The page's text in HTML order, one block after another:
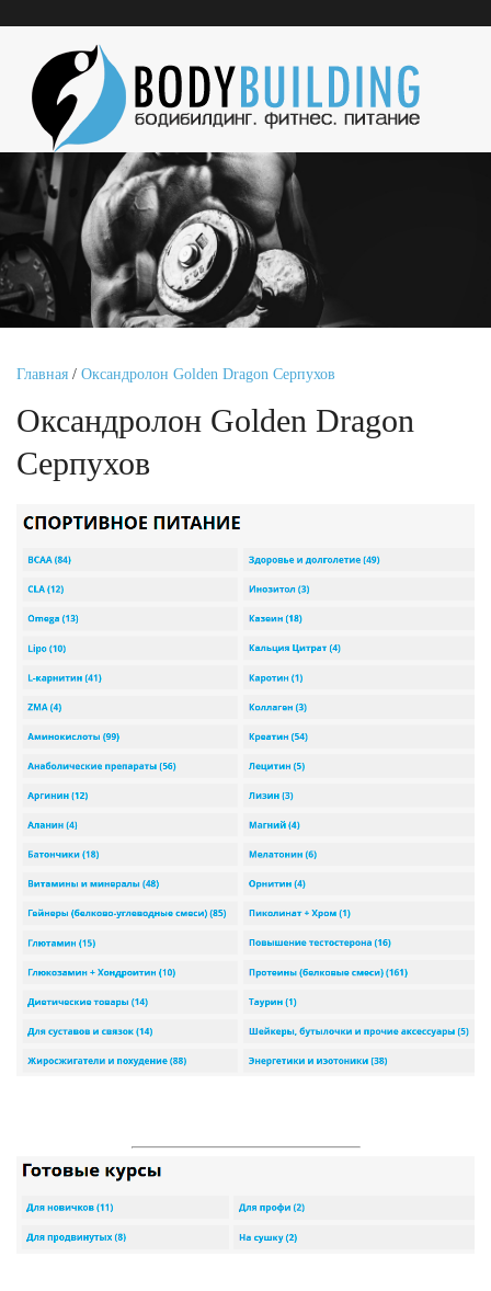
Главная / Оксандролон Golden Dragon Серпухов
Оксандролон Golden Dragon
Серпухов